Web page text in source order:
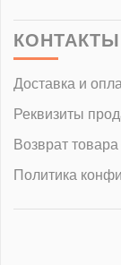
КОНТАКТЫ
Доставка и
Реквизиты
Возврат товара
Политика